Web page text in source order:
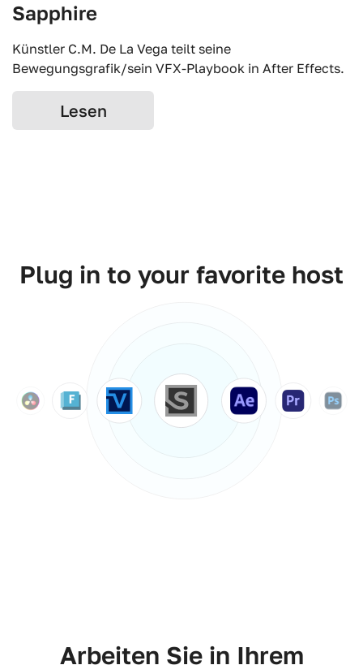
Sapphire
Künstler C.M. De La Vega teilt seine
Bewegungsgrafik/sein VFX-Playbook in After Effects.
Lesen
Plug in to your favorite host
Arbeiten Sie in Ihrem